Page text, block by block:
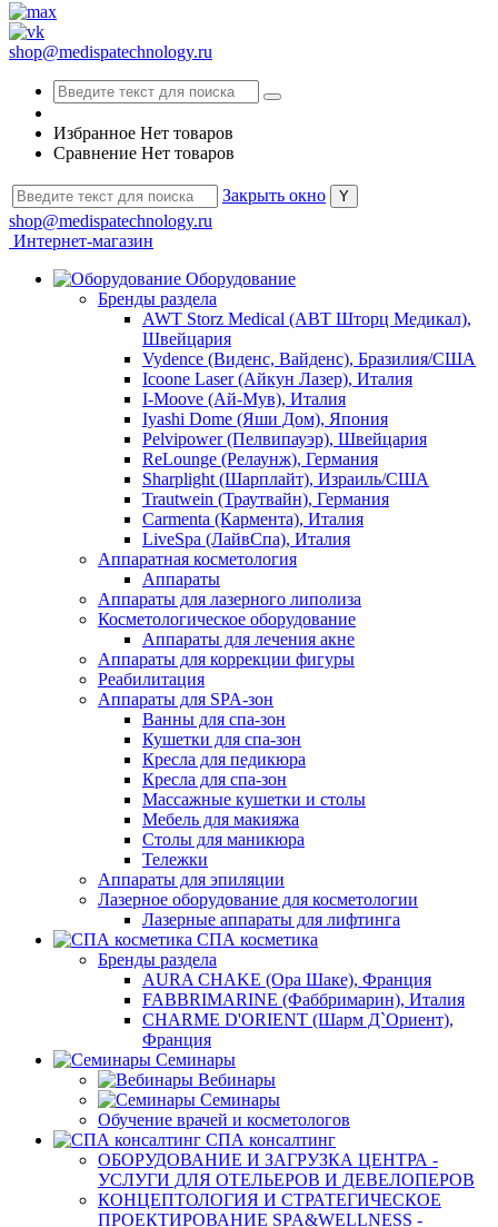
shop@medispatechnology.ru
Избранное Нет товаров
Сравнение Нет товаров
Закрыть окно
shop@medispatechnology.ru
Интернет-магазин
Оборудование
Бренды раздела
AWT Storz Medical (АВТ Шторц Медикал),
Швейцария
Vydence (Виденс, Вайденс), Бразилия/США
Icoone Laser (Айкун Лазер), Италия
I-Moove (Ай-Мув), Италия
Iyashi Dome (Яши Дом), Япония
Pelvipower (Пелвипауэр), Швейцария
ReLounge (Релаунж), Германия
Sharplight (Шарплайт), Израиль/США
Trautwein (Траутвайн), Германия
Carmenta (Кармента), Италия
LiveSpa (ЛайвСпа), Италия
Аппаратная косметология
Аппараты
Аппараты для лазерного липолиза
Косметологическое оборудование
Аппараты для лечения акне
Аппараты для коррекции фигуры
Реабилитация
Аппараты для SPA-зон
Ванны для спа-зон
Кушетки для спа-зон
Кресла для педикюра
Кресла для спа-зон
Массажные кушетки и столы
Мебель для макияжа
Столы для маникюра
Тележки
Аппараты для эпиляции
Лазерное оборудование для косметологии
Лазерные аппараты для лифтинга
СПА косметика
Бренды раздела
AURA CHAKE (Ора Шаке), Франция
FABBRIMARINE (Фаббримарин), Италия
CHARME D'ORIENT (Шарм Д`Ориент),
Франция
Семинары
Вебинары
Семинары
Обучение врачей и косметологов
СПА консалтинг
ОБОРУДОВАНИЕ И ЗАГРУЗКА ЦЕНТРА -
УСЛУГИ ДЛЯ ОТЕЛЬЕРОВ И ДЕВЕЛОПЕРОВ
КОНЦЕПТОЛОГИЯ И СТРАТЕГИЧЕСКОЕ
ПРОЕКТИРОВАНИЕ SPA&WELLNESS -